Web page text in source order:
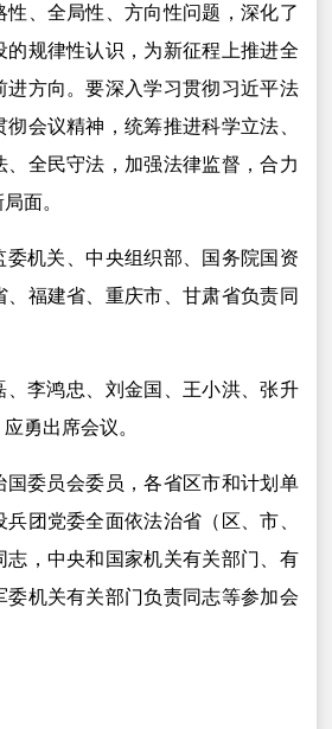
性、全局性、方向性问题，深化了
的规律性认识，为新征程上推进全
进方向。要深入学习贯彻习近平法
会议精神，统筹推进科学立法、
、全民守法，加强法律监督，合力
面。
委机关、中央组织部、国务院国资
、福建省、重庆市、甘肃省负责同
、李鸿忠、刘金国、王小洪、张升
勇出席会议。
国委员会委员，各省区市和计划单
团党委全面依法治省（区、市、
志，中央和国家机关有关部门、有
委机关有关部门负责同志等参加会